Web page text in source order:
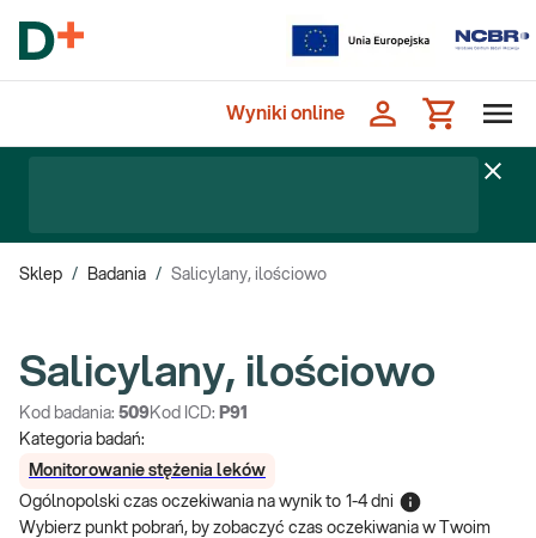
Wyniki online
Sklep / Badania / Salicylany, ilościowo
Salicylany, ilościowo
Kod badania: 509Kod ICD: P91
Kategoria badań:
Monitorowanie stężenia leków
Ogólnopolski czas oczekiwania na wynik to 1-4 dni
Wybierz punkt pobrań, by zobaczyć czas oczekiwania w Twoim